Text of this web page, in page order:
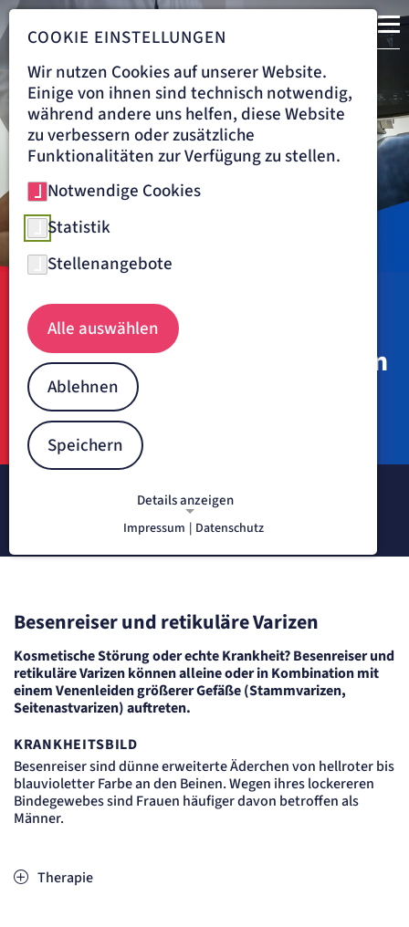
Navigationspfad
ARTEMED FACHKLINIK BAD OEYNHAUSEN
VENENCHIRURGIE
KRAMPFADERN
Krampfadern entfernen / OP in
Bad Oeynhausen
Unser Leistungsspektrum in der
Behandlung von Krampfaderleiden
Besenreiser und retikuläre Varizen
Kosmetische Störung oder echte Krankheit? Besenreiser und
retikuläre Varizen können alleine oder in Kombination mit
einem Venenleiden größerer Gefäße (Stammvarizen,
Seitenastvarizen) auftreten.
KRANKHEITSBILD
Besenreiser sind dünne erweiterte Äderchen von hellroter bis
blauvioletter Farbe an den Beinen. Wegen ihres lockereren
Bindegewebes sind Frauen häufiger davon betroffen als
Männer.
Therapie
COOKIE EINSTELLUNGEN
Wir nutzen Cookies auf unserer Website.
Einige von ihnen sind technisch notwendig,
während andere uns helfen, diese Website
zu verbessern oder zusätzliche
Funktionalitäten zur Verfügung zu stellen.
Notwendige Cookies
Statistik
Stellenangebote
Alle auswählen
Ablehnen
Speichern
Details anzeigen
NOTWENDIGE COOKIES
Notwendige Cookies ermöglichen
erforderlich.
Content-Management-System-
Cookie
Name:
Anbieter:
TYPO3
Zweck:
Dient der Identifizierung eines Anwenders und der besseren Bedienerführung.
Cookie Laufzeit:
Sitzungs-Cookie
Impressum | Datenschutz